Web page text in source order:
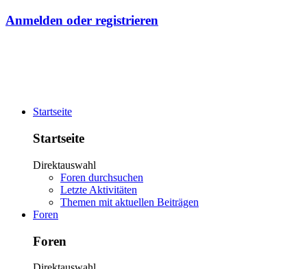
Anmelden oder registrieren
Startseite
Startseite
Direktauswahl
Foren durchsuchen
Letzte Aktivitäten
Themen mit aktuellen Beiträgen
Foren
Foren